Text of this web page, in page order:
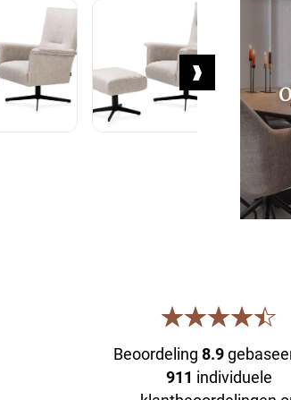
Beoordeling 8.9
911 individuele